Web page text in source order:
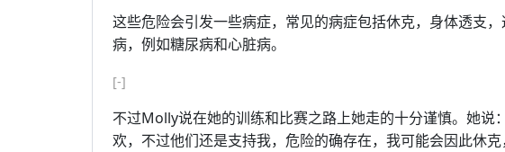
这些危险会引发一些病症，常见的病症包括休克，身体透支
病，例如糖尿病和心脏病。
[-]
不过Molly说在她的训练和比赛之路上她走的十分谨慎。她说
欢，不过他们还是支持我，危险的确存在，我可能会因此休